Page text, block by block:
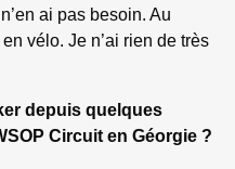
ai pas besoin. Au
vélo. Je n’ai rien de très
depuis quelques
Circuit en Géorgie ?